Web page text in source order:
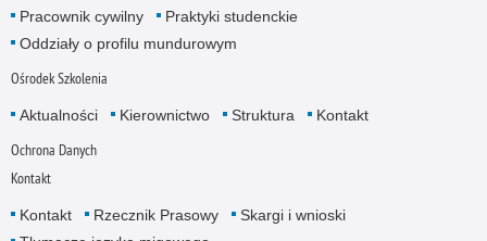
Pracownik cywilny
Praktyki studenckie
Oddziały o profilu mundurowym
Ośrodek Szkolenia
Aktualności Kierownictwo Struktura Kontakt
Ochrona Danych
Kontakt
Kontakt Rzecznik Prasowy
Skargi i wnioski